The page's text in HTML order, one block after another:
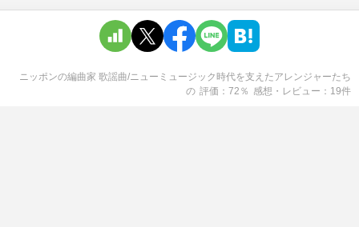
ニッポンの編曲家 歌謡曲/ニューミュージック時代を支えたアレンジャーたち
の 評価 72 ％ 感想・レビュー 19件